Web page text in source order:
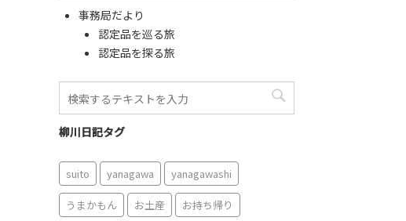
事務局だより
認定品を巡る旅
認定品を探る旅
柳川日記タグ
suito yanagawa yanagawashi
うまかもん お土産 お持ち帰り